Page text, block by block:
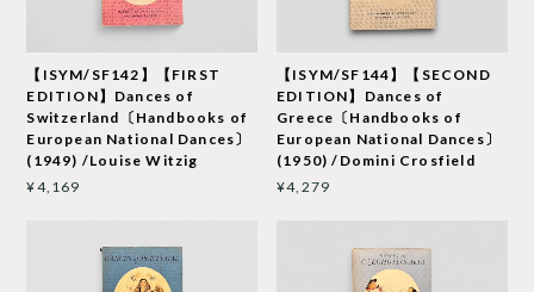
【ISYM/SF142】【FIRST
EDITION】Dances of
Switzerland〔Handbooks of
European National Dances〕
(1949) /Louise Witzig
¥4,169
【ISYM/SF144】【SECOND
EDITION】Dances of
Greece〔Handbooks of
European National Dances〕
(1950) /Domini Crosfield
¥4,279